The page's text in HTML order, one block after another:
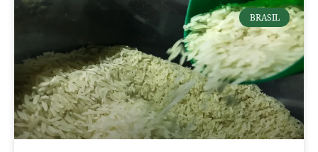
BRASIL